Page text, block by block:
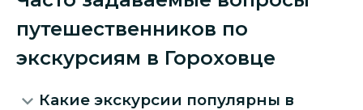
путешественников по
экскурсиям в Гороховце
Какие экскурсии популярны в